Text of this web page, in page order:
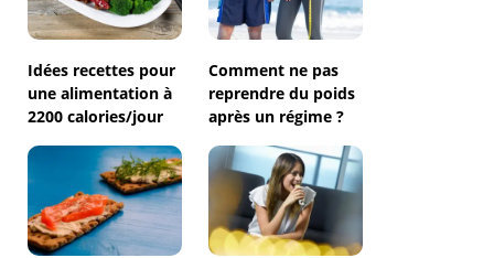
Idées recettes pour
une alimentation à
2200 calories/jour
Comment ne pas
reprendre du poids
après un régime ?